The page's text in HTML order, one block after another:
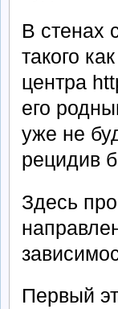
В стенах
такого
центра
его
уже не
рецидив
Здесь
Первый